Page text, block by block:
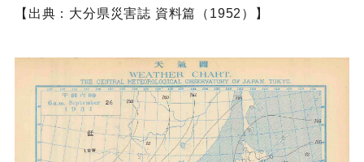
【出典：大分県災害誌 資料篇（1952）】